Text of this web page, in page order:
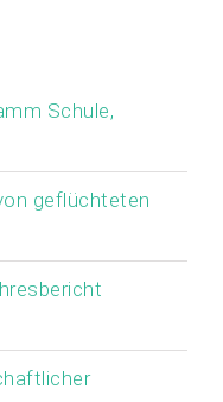
Schule,
geflüchteten